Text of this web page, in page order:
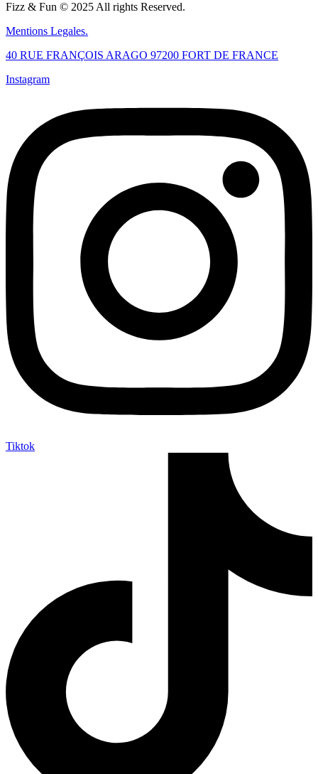
Fizz & Fun © 2025 All rights Reserved.
Mentions Legales.
40 RUE FRANÇOIS ARAGO 97200 FORT DE FRANCE
Instagram
Tiktok